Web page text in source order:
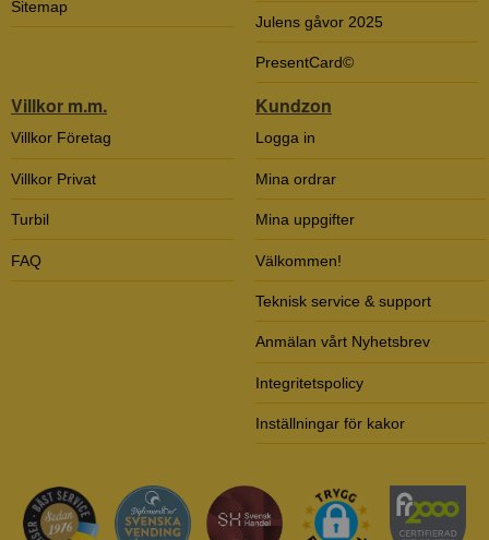
Sitemap
Julens gåvor 2025
PresentCard©
Villkor m.m.
Villkor Företag
Villkor Privat
Turbil
FAQ
Kundzon
Logga in
Mina ordrar
Mina uppgifter
Välkommen!
Teknisk service & support
Anmälan vårt Nyhetsbrev
Integritetspolicy
Inställningar för kakor